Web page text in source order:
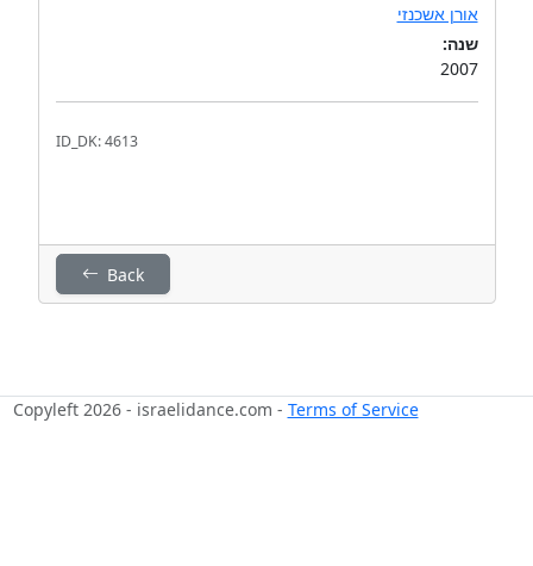
אורן אשכנזי
שנה:
2007
ID_DK: 4613
Back
Copyleft 2026 - israelidance.com - Terms of Service